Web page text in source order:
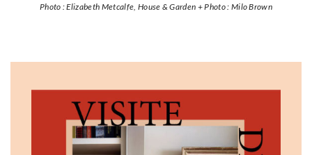
Photo : Elizabeth Metcalfe, House & Garden + Photo : Milo Brown